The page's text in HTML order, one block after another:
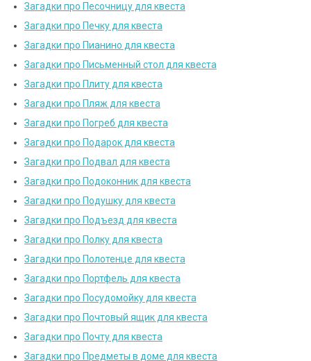
Загадки про Песочницу для квеста
Загадки про Печку для квеста
Загадки про Пианино для квеста
Загадки про Письменный стол для квеста
Загадки про Плиту для квеста
Загадки про Пляж для квеста
Загадки про Погреб для квеста
Загадки про Подарок для квеста
Загадки про Подвал для квеста
Загадки про Подоконник для квеста
Загадки про Подушку для квеста
Загадки про Подъезд для квеста
Загадки про Полку для квеста
Загадки про Полотенце для квеста
Загадки про Портфель для квеста
Загадки про Посудомойку для квеста
Загадки про Почтовый ящик для квеста
Загадки про Почту для квеста
Загадки про Предметы в доме для квеста